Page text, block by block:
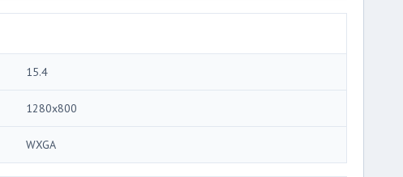
15.4
1280x800
WXGA